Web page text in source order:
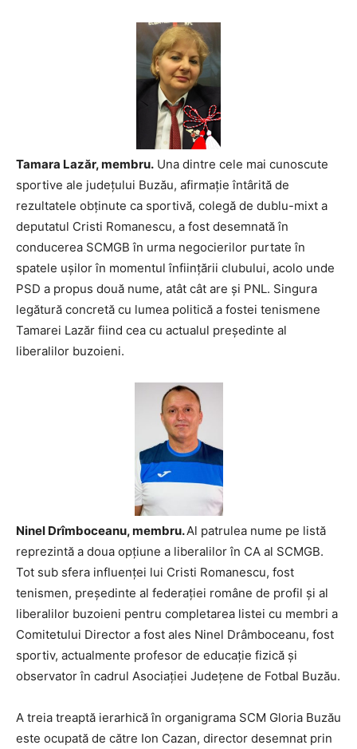
Tamara Lazăr, membru. Una dintre cele mai cunoscute
sportive ale judeţului Buzău, afirmaţie întârită de
rezultatele obţinute ca sportivă, colegă de dublu-mixt a
deputatul Cristi Romanescu, a fost desemnată în
conducerea SCMGB în urma negocierilor purtate în
spatele uşilor în momentul înfiinţării clubului, acolo unde
PSD a propus două nume, atât cât are şi PNL. Singura
legătură concretă cu lumea politică a fostei tenismene
Tamarei Lazăr fiind cea cu actualul preşedinte al
liberalilor buzoieni.
Ninel Drîmboceanu, membru.Al patrulea nume pe listă
reprezintă a doua opţiune a liberalilor în CA al SCMGB.
Tot sub sfera influenţei lui Cristi Romanescu, fost
tenismen, preşedinte al federaţiei române de profil şi al
liberalilor buzoieni pentru completarea listei cu membri a
Comitetului Director a fost ales Ninel Drâmboceanu, fost
sportiv, actualmente profesor de educaţie fizică şi
observator în cadrul Asociaţiei Judeţene de Fotbal Buzău.
A treia treaptă ierarhică în organigrama SCM Gloria Buzău
este ocupată de către Ion Cazan, director desemnat prin